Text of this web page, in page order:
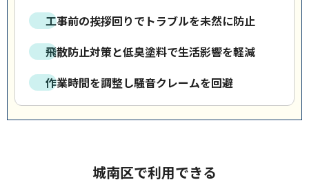
工事前の挨拶回りでトラブルを未然に防止
飛散防止対策と低臭塗料で生活影響を軽減
作業時間を調整し騒音クレームを回避
城南区で利用できる